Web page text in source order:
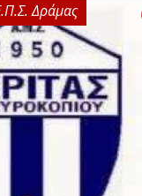
Δράμας